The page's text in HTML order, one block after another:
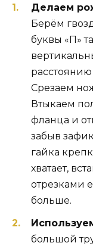
Делаем
Берём
буквы «П»
Срезаем
Втыкаем
фланца и
забыв
гайка
хватает,
отрезками
больше.
большой